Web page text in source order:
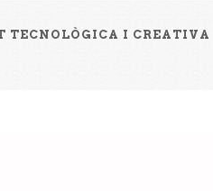
TECNOLÒGICA I CREATIVA